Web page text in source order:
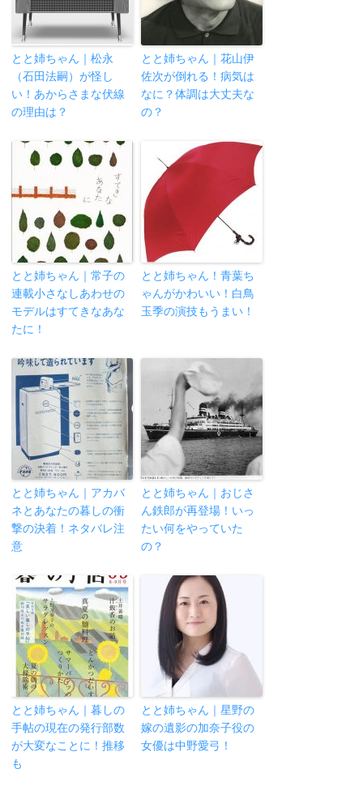
とと姉ちゃん｜松永
（石田法嗣）が怪し
い！あからさまな伏線
の理由は？
とと姉ちゃん｜花山伊
佐次が倒れる！病気は
なに？体調は大丈夫な
の？
とと姉ちゃん｜常子の
連載小さなしあわせの
モデルはすてきなあな
たに！
とと姉ちゃん！青葉ち
ゃんがかわいい！白鳥
玉季の演技もうまい！
とと姉ちゃん｜アカバ
ネとあなたの暮しの衝
撃の決着！ネタバレ注
意
とと姉ちゃん｜おじさ
ん鉄郎が再登場！いっ
たい何をやっていた
の？
とと姉ちゃん｜暮しの
手帖の現在の発行部数
が大変なことに！推移
も
とと姉ちゃん｜星野の
嫁の遺影の加奈子役の
女優は中野愛弓！